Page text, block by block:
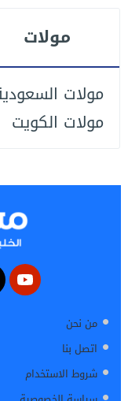
مولات
مولات السعودية
مولات الكويت
من نحن
اتصل بنا
شروط الاستخدام